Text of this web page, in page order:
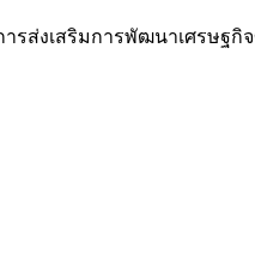
ส่งเสริมการพัฒนาเศรษฐ